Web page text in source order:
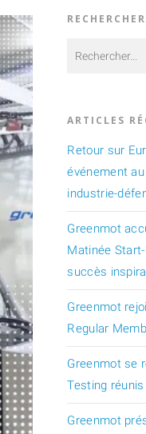
RECHERCHER
ARTICLES
Retour sur
événement
industrie-
Greenmot
Matinée
succès
Greenmot
Regular
Greenmot se
Testing
Greenmot